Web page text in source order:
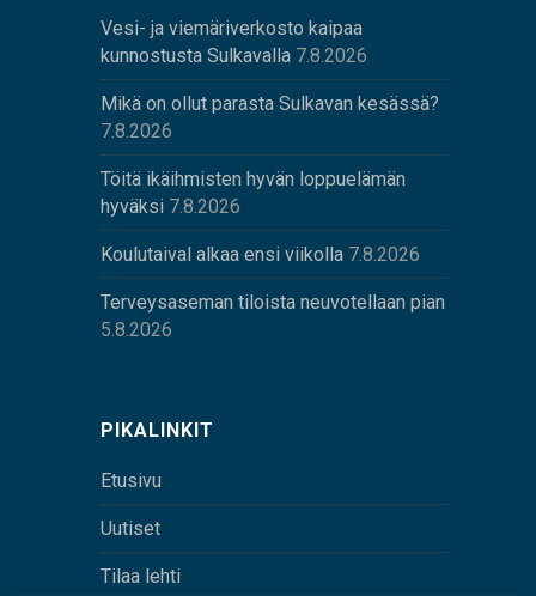
Vesi- ja viemäriverkosto kaipaa
kunnostusta Sulkavalla 7.8.2026
Mikä on ollut parasta Sulkavan kesässä?
7.8.2026
Töitä ikäihmisten hyvän loppuelämän
hyväksi 7.8.2026
Koulutaival alkaa ensi viikolla 7.8.2026
Terveysaseman tiloista neuvotellaan pian
5.8.2026
PIKALINKIT
Etusivu
Uutiset
Tilaa lehti